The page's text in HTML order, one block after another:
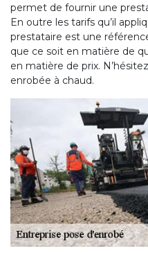
permet de fournir une
En outre les tarifs qu’il
prestataire est une
que ce soit en matière de
en matière de prix.
enrobée à chaud.